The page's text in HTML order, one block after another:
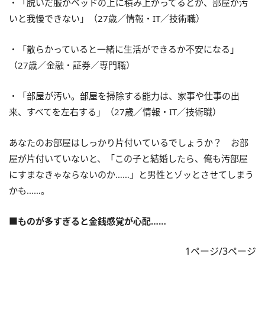
・「脱いだ服がベッドの上に積み上がってるとか、部屋が汚
いと我慢できない」（27歳／情報・IT／技術職）
・「散らかっていると一緒に生活ができるか不安になる」
（27歳／金融・証券／専門職）
・「部屋が汚い。部屋を掃除する能力は、家事や仕事の出
来、すべてを左右する」（27歳／情報・IT／技術職）
あなたのお部屋はしっかり片付いているでしょうか？ お部
屋が片付いていないと、「この子と結婚したら、俺も汚部屋
にすまなきゃならないのか……」と男性とゾッとさせてしまう
かも……。
■ものが多すぎると金銭感覚が心配……
1ページ/3ページ